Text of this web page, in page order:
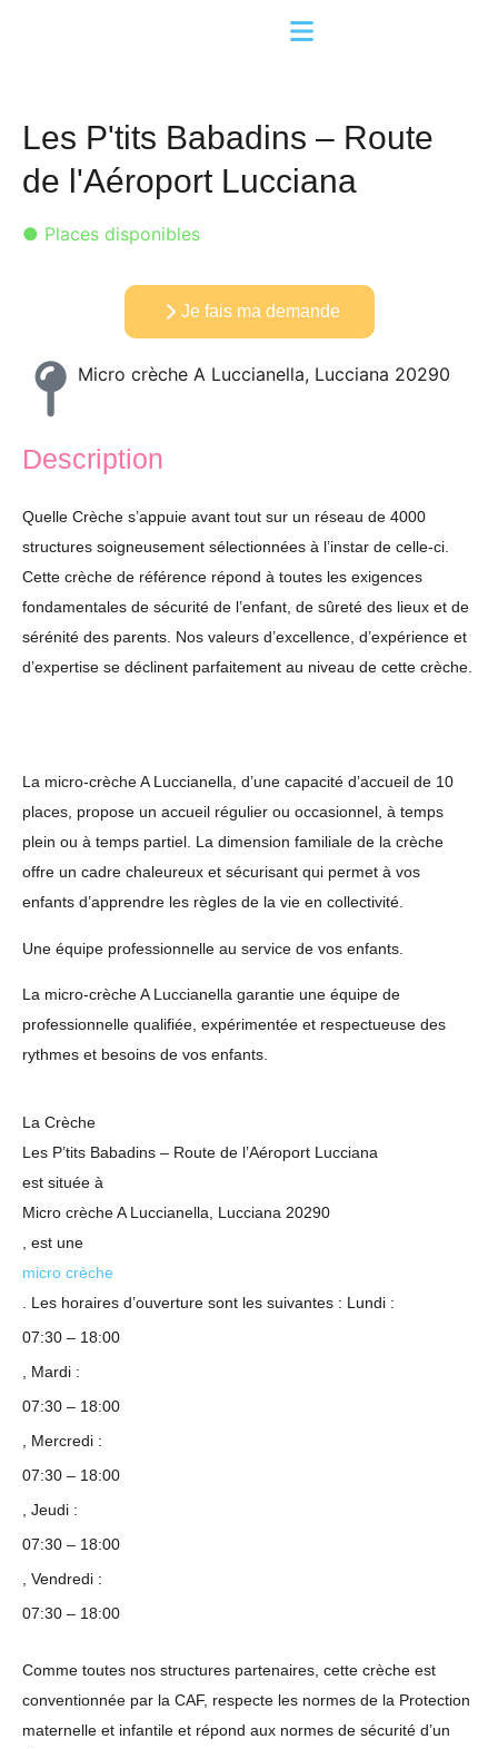
Les P'tits Babadins – Route
de l'Aéroport Lucciana
● Places disponibles
Je fais ma demande
Micro crèche A Luccianella, Lucciana 20290
Description
Quelle Crèche s’appuie avant tout sur un réseau de 4000
structures soigneusement sélectionnées à l’instar de celle-ci.
Cette crèche de référence répond à toutes les exigences
fondamentales de sécurité de l’enfant, de sûreté des lieux et de
sérénité des parents. Nos valeurs d’excellence, d’expérience et
d’expertise se déclinent parfaitement au niveau de cette crèche.
La micro-crèche A Luccianella, d’une capacité d’accueil de 10
places, propose un accueil régulier ou occasionnel, à temps
plein ou à temps partiel. La dimension familiale de la crèche
offre un cadre chaleureux et sécurisant qui permet à vos
enfants d’apprendre les règles de la vie en collectivité.
Une équipe professionnelle au service de vos enfants.
La micro-crèche A Luccianella garantie une équipe de
professionnelle qualifiée, expérimentée et respectueuse des
rythmes et besoins de vos enfants.
La Crèche
Les P’tits Babadins – Route de l’Aéroport Lucciana
est située à
Micro crèche A Luccianella, Lucciana 20290
, est une
micro crèche
. Les horaires d’ouverture sont les suivantes : Lundi :
07:30 – 18:00
, Mardi :
07:30 – 18:00
, Mercredi :
07:30 – 18:00
, Jeudi :
07:30 – 18:00
, Vendredi :
07:30 – 18:00
Comme toutes nos structures partenaires, cette crèche est
conventionnée par la CAF, respecte les normes de la Protection
maternelle et infantile et répond aux normes de sécurité d’un